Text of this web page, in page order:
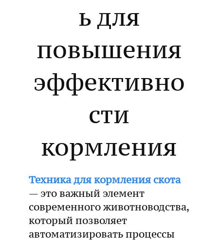
ь для
повышения
эффективно
сти
кормления
Техника для кормления скота
— это важный элемент
современного животноводства,
который позволяет
автоматизировать процессы